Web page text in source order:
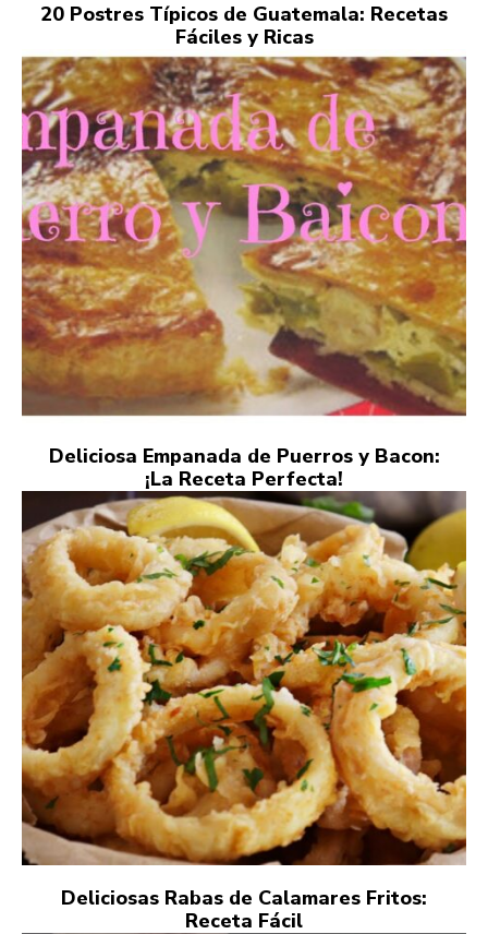
20 Postres Típicos de Guatemala: Recetas
Fáciles y Ricas
Deliciosa Empanada de Puerros y Bacon:
¡La Receta Perfecta!
Deliciosas Rabas de Calamares Fritos:
Receta Fácil